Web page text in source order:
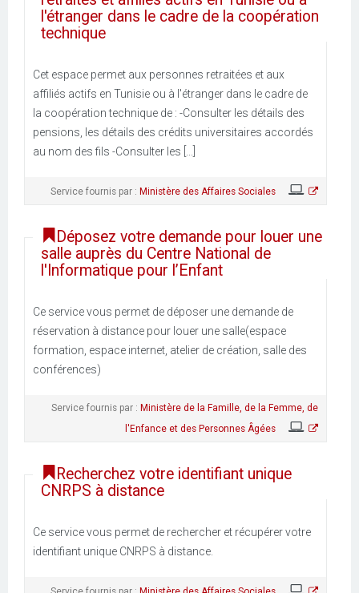
l'étranger dans le cadre de la coopération
technique
Cet espace permet aux personnes retraitées et aux
affiliés actifs en Tunisie ou à l'étranger dans le cadre de
la coopération technique de : -Consulter les détails des
pensions, les détails des crédits universitaires accordés
au nom des fils -Consulter les [...]
Service fournis par : Ministère des Affaires Sociales
Déposez votre demande pour louer une
salle auprès du Centre National de
l'Informatique pour l’Enfant
Ce service vous permet de déposer une demande de
réservation à distance pour louer une salle(espace
formation, espace internet, atelier de création, salle des
conférences)
Service fournis par : Ministère de la Famille, de la Femme, de
l'Enfance et des Personnes Âgées
Recherchez votre identifiant unique
CNRPS à distance
Ce service vous permet de rechercher et récupérer votre
identifiant unique CNRPS à distance.